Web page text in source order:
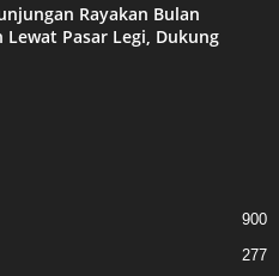
Rayakan Bulan
Lewat Pasar Legi, Dukung
900
277